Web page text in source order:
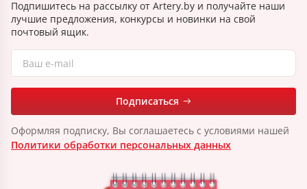
Подпишитесь на рассылку от Artery.by и получайте наши
лучшие предложения, конкурсы и новинки на свой
почтовый ящик.
Подписаться
Оформляя подписку, Вы соглашаетесь с условиями нашей
Политики обработки персональных данных